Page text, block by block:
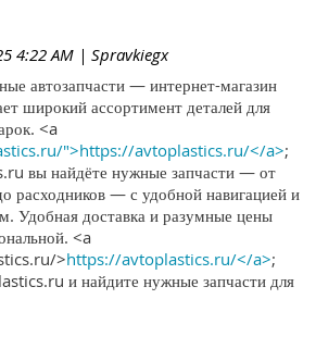
4:22 AM | Spravkiegx
автозапчасти — интернет-магазин
широкий ассортимент деталей для
<a
">https://avtoplastics.ru/</a>;
вы найдёте нужные запчасти — от
расходников — с удобной навигацией и
Удобная доставка и разумные цены
<a
>https://avtoplastics.ru/</a>;
и найдите нужные запчасти для